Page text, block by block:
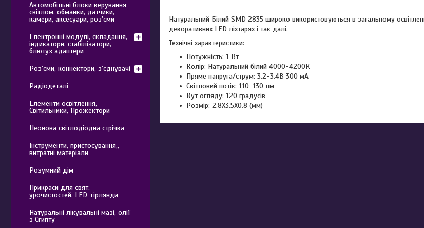
Натуральний Білий SMD 2835 широко використовуються в загальному
декоративних LED ліхтарях і так далі.
Технічні характеристики:
Потужність: 1 Вт
Колір: Натуральний білий 4000-4200К
Пряме напруга/струм: 3.2-3.4В 300 мА
Світловий потік: 110-130 лм
Кут огляду: 120 градусів
Розмір: 2.8X3.5X0.8 (мм)
Автомобільні блоки керування
світлом, обманки, датчики,
камери, аксесуари, роз'єми
Електронні модулі, складання,
індикатори, стабілізатори,
блютуз адаптери
Роз'єми, коннектори, з'єднувачі
Радіодеталі
Елементи освітлення,
Світильники, Прожектори
Неонова світлодіодна стрічка
Інструменти, пристосування,,
витратні матеріали
Розумний дім
Прикраси для свят,
урочистостей, LED-гірлянди
Натуральні лікувальні мазі, олії
з Єгипту